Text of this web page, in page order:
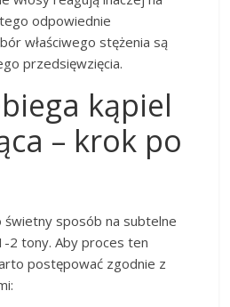
odpowiednie
właściwego stężenia są
przedsięwzięcia.
kąpiel
– krok po
świetny sposób na subtelne
2 tony. Aby proces ten
postępować zgodnie z